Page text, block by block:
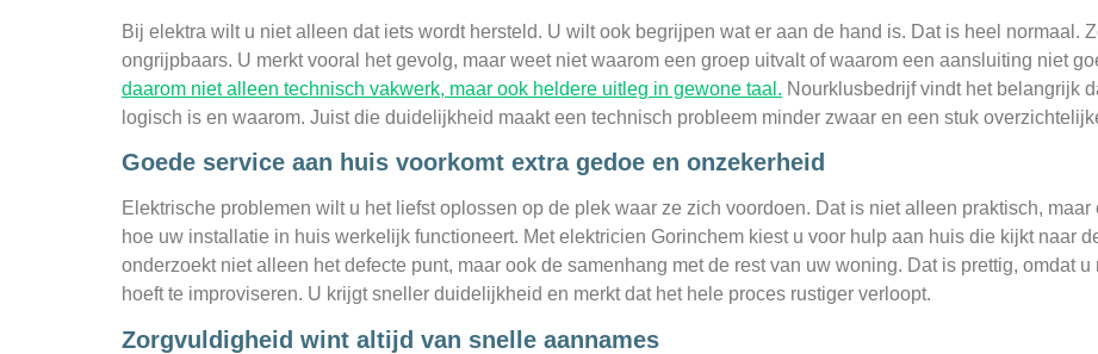
Bij elektra wilt u niet alleen dat iets wordt hersteld. U wilt ook begrijpen wat er aan de hand is. Dat is heel normaal.
ongrijpbaars. U merkt vooral het gevolg, maar weet niet waarom een groep uitvalt of waarom een aansluiting niet
daarom niet alleen technisch vakwerk, maar ook heldere uitleg in gewone taal. Nourklusbedrijf vindt het belangrijk
logisch is en waarom. Juist die duidelijkheid maakt een technisch probleem minder zwaar en een stuk
Goede service aan huis voorkomt extra gedoe en onzekerheid
Elektrische problemen wilt u het liefst oplossen op de plek waar ze zich voordoen. Dat is niet alleen praktisch,
hoe uw installatie in huis werkelijk functioneert. Met elektricien Gorinchem kiest u voor hulp aan huis die kijkt naar
onderzoekt niet alleen het defecte punt, maar ook de samenhang met de rest van uw woning. Dat is prettig, omdat
hoeft te improviseren. U krijgt sneller duidelijkheid en merkt dat het hele proces rustiger verloopt.
Zorgvuldigheid wint altijd van snelle aannames